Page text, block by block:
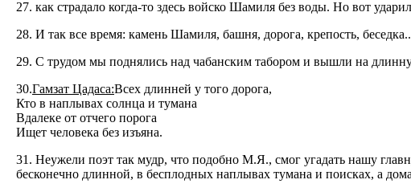
27. как страдало когда-то здесь войско Шамиля без воды. Но вот
28. И так все время: камень Шамиля, башня, дорога, крепость,
29. С трудом мы поднялись над чабанским табором и вышли на
30.Гамзат Цадаса:Всех длинней у того дорога,
Кто в наплывах солнца и тумана
Вдалеке от отчего порога
Ищет человека без изъяна.
31. Неужели поэт так мудр, что подобно М.Я., смог угадать нашу
бесконечно длинной, в бесплодных наплывах тумана и поисках, а